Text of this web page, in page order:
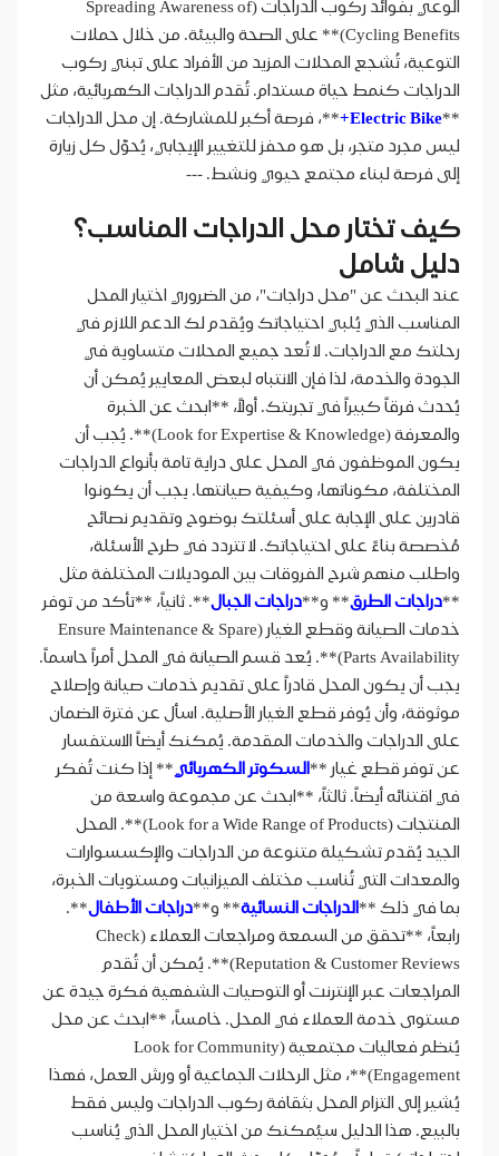
الوعي بفوائد ركوب الدراجات (Spreading Awareness of
Cycling Benefits)** على الصحة والبيئة. من خلال حملات
التوعية، تُشجع المحلات المزيد من الأفراد على تبني ركوب
الدراجات كنمط حياة مستدام. تُقدم الدراجات الكهربائية، مثل
**
Electric Bike+ **، فرصة أكبر للمشاركة. إن محل الدراجات
ليس مجرد متجر، بل هو محفز للتغيير الإيجابي، يُحوّل كل زيارة
إلى فرصة لبناء مجتمع حيوي ونشط. ---
كيف تختار محل الدراجات المناسب؟
دليل شامل
عند البحث عن "محل دراجات"، من الضروري اختيار المحل
المناسب الذي يُلبي احتياجاتك ويُقدم لك الدعم اللازم في
رحلتك مع الدراجات. لا تُعد جميع المحلات متساوية في
الجودة والخدمة، لذا فإن الانتباه لبعض المعايير يُمكن أن
يُحدث فرقاً كبيراً في تجربتك. أولاً، **ابحث عن الخبرة
والمعرفة (Look for Expertise & Knowledge)**. يُجب أن
يكون الموظفون في المحل على دراية تامة بأنواع الدراجات
المختلفة، مكوناتها، وكيفية صيانتها. يجب أن يكونوا
قادرين على الإجابة على أسئلتك بوضوح وتقديم نصائح
مُخصصة بناءً على احتياجاتك. لا تتردد في طرح الأسئلة،
واطلب منهم شرح الفروقات بين الموديلات المختلفة مثل
**دراجات الطرق** و**دراجات الجبال**. ثانياً، **تأكد من توفر
خدمات الصيانة وقطع الغيار (Ensure Maintenance & Spare
Parts Availability)**. يُعد قسم الصيانة في المحل أمراً حاسماً.
يجب أن يكون المحل قادراً على تقديم خدمات صيانة وإصلاح
موثوقة، وأن يُوفر قطع الغيار الأصلية. اسأل عن فترة الضمان
على الدراجات والخدمات المقدمة. يُمكنك أيضاً الاستفسار
عن توفر قطع غيار ** السكوتر الكهربائي** إذا كنت تُفكر
في اقتنائه أيضاً. ثالثاً، **ابحث عن مجموعة واسعة من
المنتجات (Look for a Wide Range of Products)**. المحل
الجيد يُقدم تشكيلة متنوعة من الدراجات والإكسسوارات
والمعدات التي تُناسب مختلف الميزانيات ومستويات الخبرة،
بما في ذلك ** الدراجات النسائية** و**دراجات الأطفال**.
رابعاً، **تحقق من السمعة ومراجعات العملاء (Check
Reputation & Customer Reviews)**. يُمكن أن تُقدم
المراجعات عبر الإنترنت أو التوصيات الشفهية فكرة جيدة عن
مستوى خدمة العملاء في المحل. خامساً، **ابحث عن محل
يُنظم فعاليات مجتمعية (Look for Community
Engagement)**، مثل الرحلات الجماعية أو ورش العمل، فهذا
يُشير إلى التزام المحل بثقافة ركوب الدراجات وليس فقط
بالبيع. هذا الدليل سيُمكنك من اختيار المحل الذي يُناسب